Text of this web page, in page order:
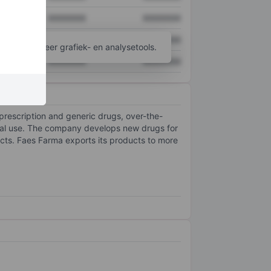
XXXXXXX XXXXXXX
tot meer grafiek- en analysetools.
and generic drugs, over-the-
use. The company develops new drugs for
Faes Farma exports its products to more